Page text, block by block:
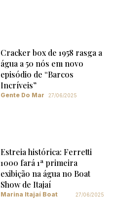
Cracker box de 1958 rasga a
água a 50 nós em novo
episódio de “Barcos
Incríveis”
Gente Do Mar 27/06/2025
Estreia histórica: Ferretti
1000 fará 1ª primeira
exibição na água no Boat
Show de Itajaí
Marina Itajaí Boat
27/06/2025